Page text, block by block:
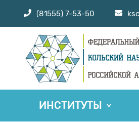
(81555) 7-53-50
ИНСТИТУТЫ